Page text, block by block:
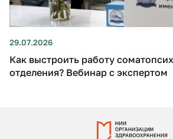
29.07.2026
Как выстроить работу
отделения? Вебинар с экспертом